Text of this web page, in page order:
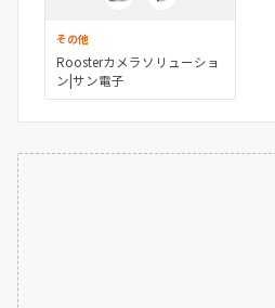
その他
Roosterカメラソリューショ
ン|サン電子